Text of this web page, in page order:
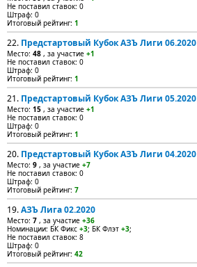
Не поставил ставок: 0
Штраф: 0
Итоговый рейтинг: 1
22. Предстартовый Кубок АЗЪ Лиги 06.2020
Место: 48 , за участие +1
Не поставил ставок: 0
Штраф: 0
Итоговый рейтинг: 1
21. Предстартовый Кубок АЗЪ Лиги 05.2020
Место: 15 , за участие +1
Не поставил ставок: 0
Штраф: 0
Итоговый рейтинг: 1
20. Предстартовый Кубок АЗЪ Лиги 04.2020
Место: 9 , за участие +7
Не поставил ставок: 0
Штраф: 0
Итоговый рейтинг: 7
19.АЗЪ Лига 02.2020
Место: 7 , за участие +36
Номинации: БК Фикс +3; БК Флэт +3;
Не поставил ставок: 8
Штраф: 0
Итоговый рейтинг: 42